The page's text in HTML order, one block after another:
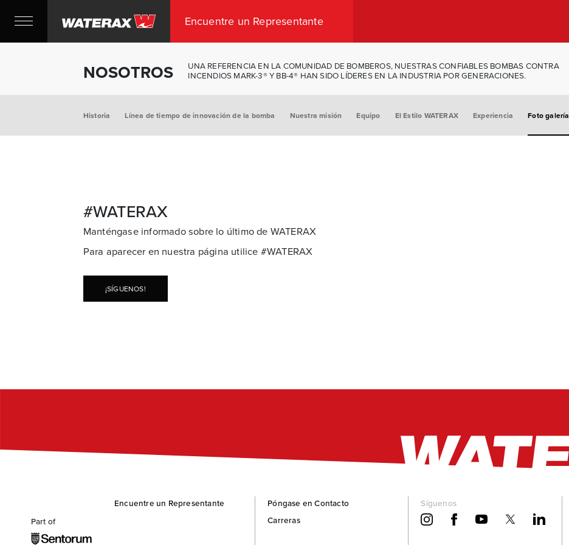
Encuentre un Representante
NOSOTROS
UNA REFERENCIA EN LA COMUNIDAD DE BOMBEROS, NUESTRAS CONFIABLES BOMBAS CONTRA
INCENDIOS MARK-3® Y BB-4® HAN SIDO LÍDERES EN LA INDUSTRIA POR GENERACIONES.
Historia Línea de tiempo de innovación de la bomba Nuestra misión Equipo El Estilo WATERAX Experiencia Foto galería
#WATERAX
Manténgase informado sobre lo último de WATERAX
Para aparecer en nuestra página utilice #WATERAX
¡SÍGUENOS!
Part of
Encuentre un Representante
Póngase en Contacto
Carreras
Síguenos